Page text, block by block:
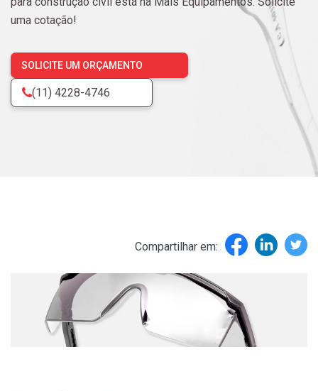
uma cotação!
SOLICITE UM ORÇAMENTO
(11) 4228-4746
Compartilhar em: